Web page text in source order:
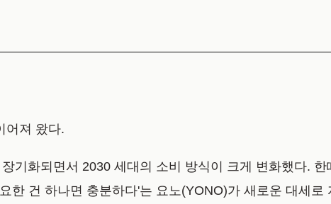
어져 왔다.
기화되면서 2030 세대의 소비 방식이 크게 변화했다.
한 건 하나면 충분하다'는 요노(YONO)가 새로운 대세로